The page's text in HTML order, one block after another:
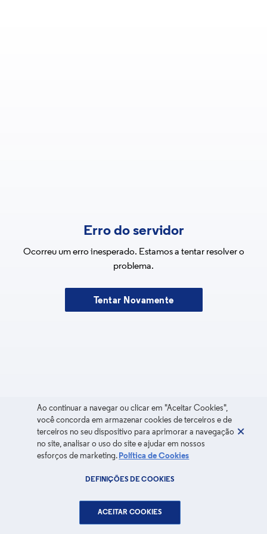
Erro do servidor
Ocorreu um erro inesperado. Estamos a tentar resolver o
problema.
Tentar Novamente
Ao continuar a navegar ou clicar em "Aceitar Cookies",
você concorda em armazenar cookies de terceiros e de
terceiros no seu dispositivo para aprimorar a navegação
no site, analisar o uso do site e ajudar em nossos
esforços de marketing. Política de Cookies
DEFINIÇÕES DE COOKIES
ACEITAR COOKIES